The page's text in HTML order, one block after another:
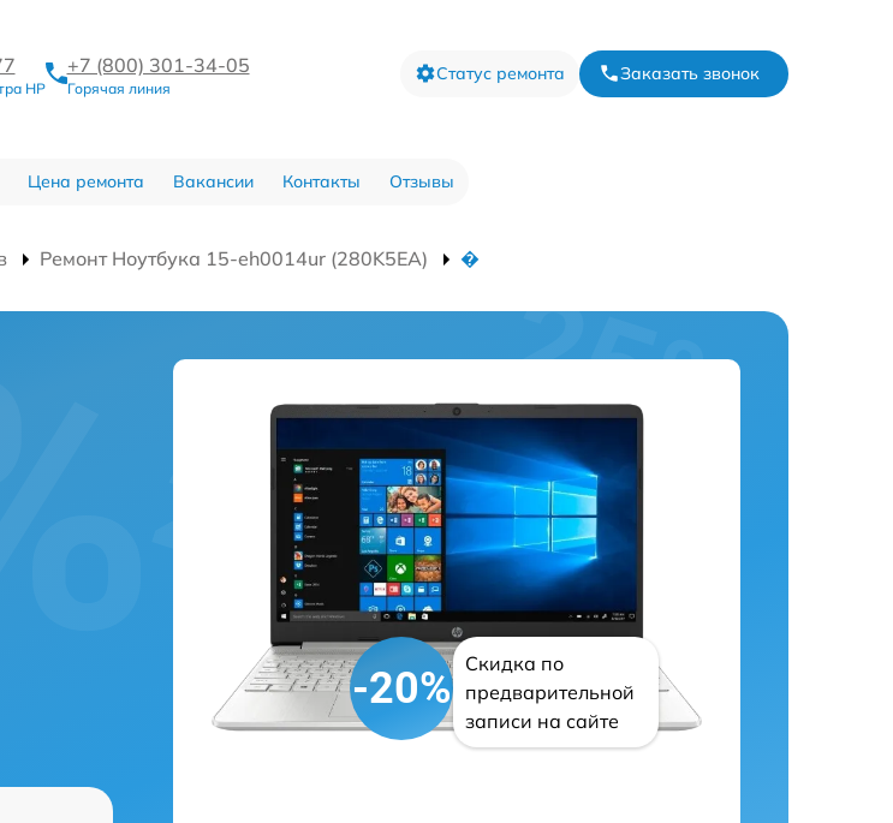
HP
+7 (800) 301-34-05
Горячая линия
Статус ремонта Заказать звонок
Цена ремонта Вакансии Контакты Отзывы
Ремонт Ноутбука 15-eh0014ur (280K5EA) �
-20%
Скидка по
предварительной
записи на сайте